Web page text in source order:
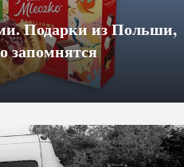
Подарки из Польши,
запомнятся